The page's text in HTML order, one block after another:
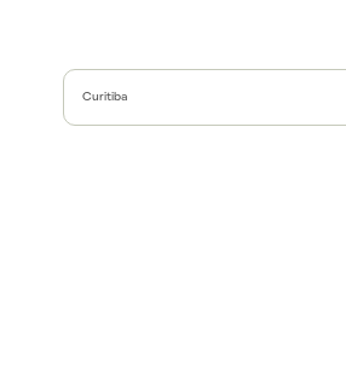
Curitiba